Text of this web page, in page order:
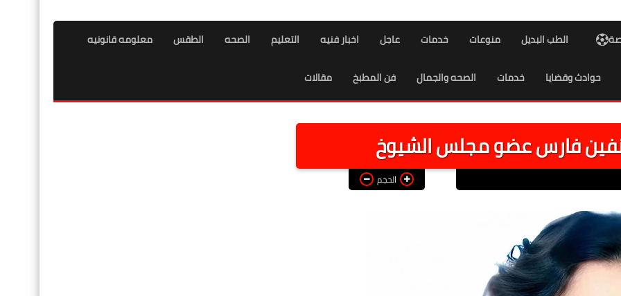
الطب البديل منوعات خدمات عاجل اخبار فنيه التعليم الصحه الطقس معلومه قانونيه
حوادث وقضايا خدمات الصحه والجمال فن المطبخ مقالات
نفين فارس عضو مجلس الشيوخ
الحجم